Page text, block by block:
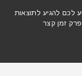
לכם להגיע לתוצאות
זמן קצר